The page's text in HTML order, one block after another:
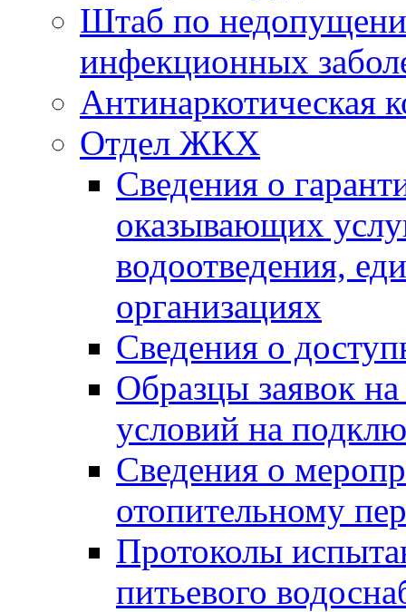
Штаб по
инфекционных
Антинаркотическая
Отдел ЖКХ
Сведения о
оказывающих
водоотведения,
организациях
Сведения о
Образцы заявок
условий на
Сведения о
отопительному
Протоколы
питьевого